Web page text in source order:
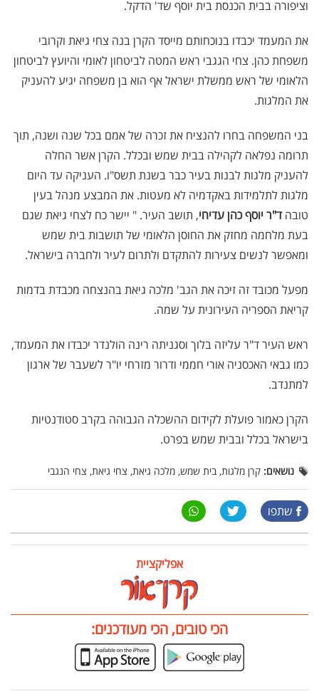
וציפורה בבית הכנסת בית יוסף שד' הדקל.
את המעמד יכבדו בנוכחותם מייסד הקרן בנה צחי גיאת וקרובי
משפחת כהן. צחי הגגבי ראש המטה לביטחון לאומי והיועץ לביטחון
הלאומי של ראש ממשלת ישראלאף הוא בן משפחה יגיע להעניק
את המלגות.
בני המשפחה בחרו להנציח את זכרה של אמם בכל שנה ושנה, תוך
תרומה נפלאה לקהילה בבית שמש ובכלל. הקרן אשר החלה
להעניק מלגות לבנות בעיר כבר בשנת תשס"ו. העניקה עד היום
מלגות לתלמידות באקדמיה לא מעטות. את המבצע מנהל בעין
טובהד"ר יוסף כהן עדיחי, תושב העיר. " יישר כח לצחי גיאת שגם
בעת מלחמה מחזק את החוסן הלאומי של תושבות בית שמש
ומאפשר לנשים צעירות להתקדם ולתרום לעיר ולחברה בישראל.
מפעל מכובד זה זיכה את הגב' מלכה גיאת בהנצחה מכבדת בדמות
קריאת הספריה העירונית על שמה.
ראש העיר ד"ר עליזה בלוך וסגניתה רינה הולנדר יכבדו את המעמד,
כמו גבאי האכסניה אורי חממי ודרור מזרחי יו"ר לשעבר של ארגון
למתנדב.
הקרן כאמור פועלת לקידום ההשכלה הגבוהה בקרב סטודנטיות
בישראל בכלל ובבית שמש בפרט.
נושאים: קרן מלגות, בית שמש, מלכה גיאת, צחי גיאת, צחי הנגבי
שתפו
אפליקציית
הכי טובים, הכי מעודכנים: